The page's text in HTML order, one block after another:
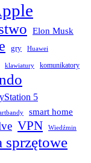
Elon Musk
gry Huawei
klawiatury komunikatory
5
smart home
VPN Wiedźmin
sprzętowe